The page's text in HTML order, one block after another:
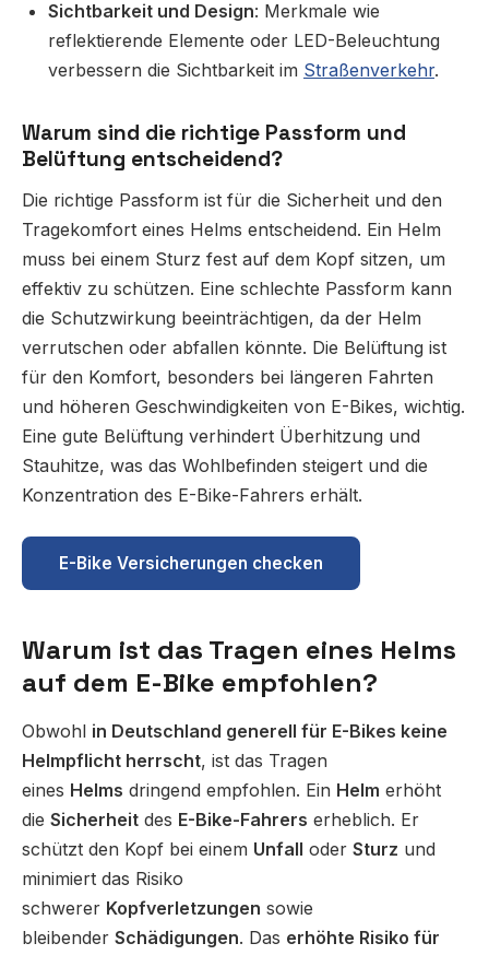
Sichtbarkeit und Design: Merkmale wie
reflektierende Elemente oder LED-Beleuchtung
verbessern die Sichtbarkeit im Straßenverkehr.
Warum sind die richtige Passform und
Belüftung entscheidend?
Die richtige Passform ist für die Sicherheit und den
Tragekomfort eines Helms entscheidend. Ein Helm
muss bei einem Sturz fest auf dem Kopf sitzen, um
effektiv zu schützen. Eine schlechte Passform kann
die Schutzwirkung beeinträchtigen, da der Helm
verrutschen oder abfallen könnte. Die Belüftung ist
für den Komfort, besonders bei längeren Fahrten
und höheren Geschwindigkeiten von E-Bikes, wichtig.
Eine gute Belüftung verhindert Überhitzung und
Stauhitze, was das Wohlbefinden steigert und die
Konzentration des E-Bike-Fahrers erhält.
E-Bike Versicherungen checken
Warum ist das Tragen eines Helms
auf dem E-Bike empfohlen?
Obwohl in Deutschland generell für E-Bikes keine
Helmpflicht herrscht, ist das Tragen
eines Helms dringend empfohlen. Ein Helm erhöht
die Sicherheit des E-Bike-Fahrers erheblich. Er
schützt den Kopf bei einem Unfall oder Sturz und
minimiert das Risiko
schwerer Kopfverletzungen sowie
bleibender Schädigungen. Das erhöhte Risiko für